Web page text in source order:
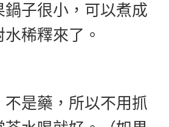
子很小，可以煮成
稀釋來了。
是藥，所以不用抓